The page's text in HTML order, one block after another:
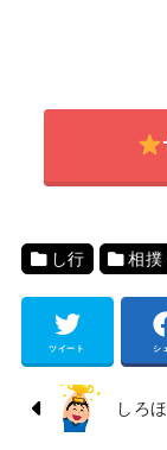
し行 相撲
ツイート シ
しろ